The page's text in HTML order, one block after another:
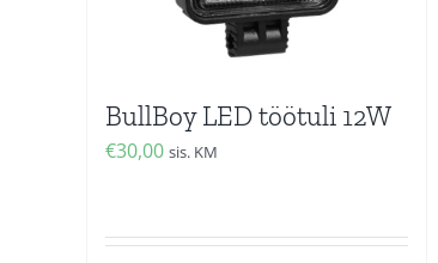
BullBoy LED töötuli 12W
€30,00 sis. KM